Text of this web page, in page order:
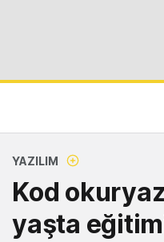
YAZILIM
Kod
yaşta